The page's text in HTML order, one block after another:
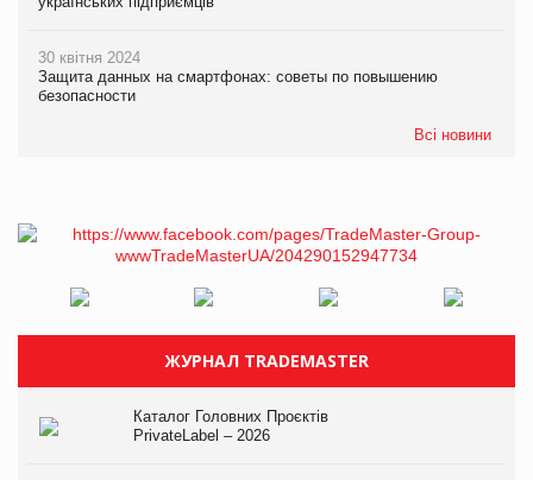
30 квітня 2024
Защита данных на смартфонах: советы по повышению
безопасности
Всі новини
ЖУРНАЛ TRADEMASTER
Каталог Головних Проєктів
PrivateLabel – 2026